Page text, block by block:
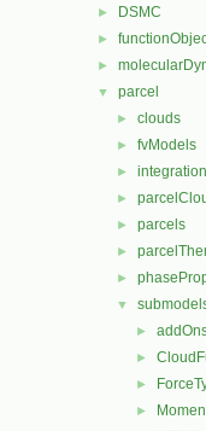
► DSMC
►
►
▼ parcel
► clouds
► fvModels
►
►
► parcels
►
►
▼
►
►
►
►